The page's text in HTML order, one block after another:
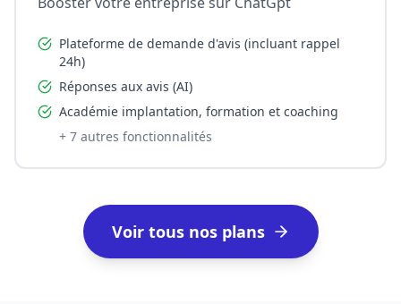
Plateforme de demande d'avis (incluant rappel
24h)
Réponses aux avis (AI)
Académie implantation, formation et coaching
+ 7 autres fonctionnalités
Voir tous nos plans